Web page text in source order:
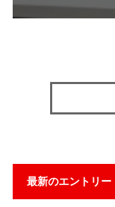
最新のエントリー